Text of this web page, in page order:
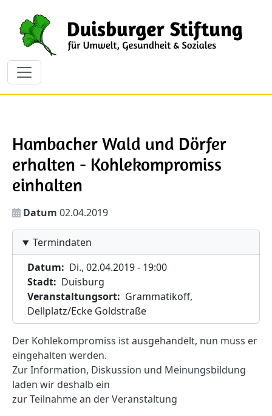
Direkt zum Inhalt
Hambacher Wald und Dörfer
erhalten - Kohlekompromiss
einhalten
Datum 02.04.2019
Termindaten
Datum
Di., 02.04.2019 - 19:00
Stadt
Duisburg
Veranstaltungsort
Grammatikoff,
Dellplatz/Ecke Goldstraße
Der Kohlekompromiss ist ausgehandelt, nun muss er
eingehalten werden.
Zur Information, Diskussion und Meinungsbildung
laden wir deshalb ein
zur Teilnahme an der Veranstaltung